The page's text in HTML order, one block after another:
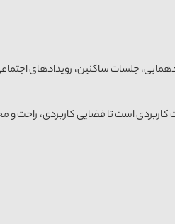
جلسات ساکنین، رویدادهای
است تا فضایی کاربردی، راحت و